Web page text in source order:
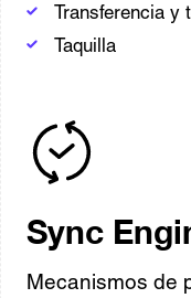
Transferencia y
Taquilla
Sync
Mecanismos de